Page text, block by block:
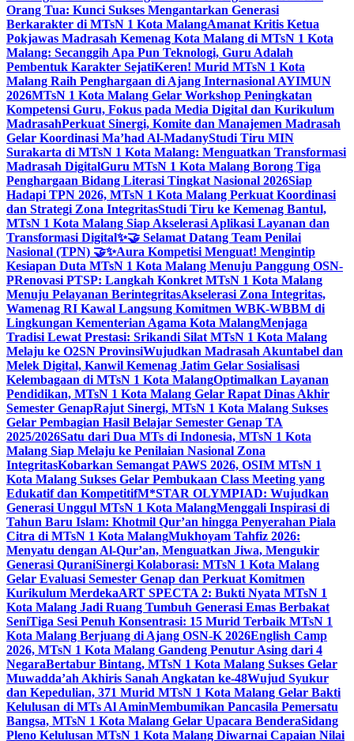
Orang Tua: Kunci Sukses Mengantarkan Generasi
Berkarakter di MTsN 1 Kota MalangAmanat Kritis Ketua
Pokjawas Madrasah Kemenag Kota Malang di MTsN 1 Kota
Malang: Secanggih Apa Pun Teknologi, Guru Adalah
Pembentuk Karakter SejatiKeren! Murid MTsN 1 Kota
Malang Raih Penghargaan di Ajang Internasional AYIMUN
2026MTsN 1 Kota Malang Gelar Workshop Peningkatan
Kompetensi Guru, Fokus pada Media Digital dan Kurikulum
MadrasahPerkuat Sinergi, Komite dan Manajemen Madrasah
Gelar Koordinasi Ma’had Al-MadanyStudi Tiru MIN
Surakarta di MTsN 1 Kota Malang: Menguatkan Transformasi
Madrasah DigitalGuru MTsN 1 Kota Malang Borong Tiga
Penghargaan Bidang Literasi Tingkat Nasional 2026Siap
Hadapi TPN 2026, MTsN 1 Kota Malang Perkuat Koordinasi
dan Strategi Zona IntegritasStudi Tiru ke Kemenag Bantul,
MTsN 1 Kota Malang Siap Akselerasi Aplikasi Layanan dan
Transformasi Digital✨🤝 Selamat Datang Team Penilai
Nasional (TPN) 🤝✨Aura Kompetisi Menguat! Mengintip
Kesiapan Duta MTsN 1 Kota Malang Menuju Panggung OSN-
PRenovasi PTSP: Langkah Konkret MTsN 1 Kota Malang
Menuju Pelayanan BerintegritasAkselerasi Zona Integritas,
Wamenag RI Kawal Langsung Komitmen WBK-WBBM di
Lingkungan Kementerian Agama Kota MalangMenjaga
Tradisi Lewat Prestasi: Srikandi Silat MTsN 1 Kota Malang
Melaju ke O2SN ProvinsiWujudkan Madrasah Akuntabel dan
Melek Digital, Kanwil Kemenag Jatim Gelar Sosialisasi
Kelembagaan di MTsN 1 Kota MalangOptimalkan Layanan
Pendidikan, MTsN 1 Kota Malang Gelar Rapat Dinas Akhir
Semester GenapRajut Sinergi, MTsN 1 Kota Malang Sukses
Gelar Pembagian Hasil Belajar Semester Genap TA
2025/2026Satu dari Dua MTs di Indonesia, MTsN 1 Kota
Malang Siap Melaju ke Penilaian Nasional Zona
IntegritasKobarkan Semangat PAWS 2026, OSIM MTsN 1
Kota Malang Sukses Gelar Pembukaan Class Meeting yang
Edukatif dan KompetitifM*STAR OLYMPIAD: Wujudkan
Generasi Unggul MTsN 1 Kota MalangMenggali Inspirasi di
Tahun Baru Islam: Khotmil Qur’an hingga Penyerahan Piala
Citra di MTsN 1 Kota MalangMukhoyam Tahfiz 2026:
Menyatu dengan Al-Qur’an, Menguatkan Jiwa, Mengukir
Generasi QuraniSinergi Kolaborasi: MTsN 1 Kota Malang
Gelar Evaluasi Semester Genap dan Perkuat Komitmen
Kurikulum MerdekaART SPECTA 2: Bukti Nyata MTsN 1
Kota Malang Jadi Ruang Tumbuh Generasi Emas Berbakat
SeniTiga Sesi Penuh Konsentrasi: 15 Murid Terbaik MTsN 1
Kota Malang Berjuang di Ajang OSN-K 2026English Camp
2026, MTsN 1 Kota Malang Gandeng Penutur Asing dari 4
NegaraBertabur Bintang, MTsN 1 Kota Malang Sukses Gelar
Muwadda’ah Akhiris Sanah Angkatan ke-48Wujud Syukur
dan Kepedulian, 371 Murid MTsN 1 Kota Malang Gelar Bakti
Kelulusan di MTs Al AminMembumikan Pancasila Pemersatu
Bangsa, MTsN 1 Kota Malang Gelar Upacara BenderaSidang
Pleno Kelulusan MTsN 1 Kota Malang Diwarnai Capaian Nilai